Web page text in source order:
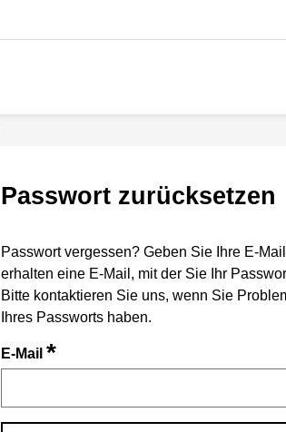
Passwort zurücksetzen
Passwort vergessen? Geben Sie Ihre E-
erhalten eine E-Mail, mit der Sie Ihr
Bitte kontaktieren Sie uns, wenn Sie
Ihres Passworts haben.
E-Mail *